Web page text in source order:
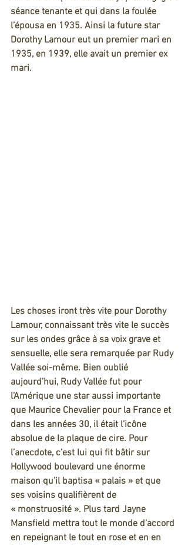
séance tenante et qui dans la foulée
l’épousa en 1935. Ainsi la future star
Dorothy Lamour eut un premier mari en
1935, en 1939, elle avait un premier ex
mari.
Les choses iront très vite pour Dorothy
Lamour, connaissant très vite le succès
sur les ondes grâce à sa voix grave et
sensuelle, elle sera remarquée par Rudy
Vallée soi-même. Bien oublié
aujourd’hui, Rudy Vallée fut pour
l’Amérique une star aussi importante
que Maurice Chevalier pour la France et
dans les années 30, il était l’icône
absolue de la plaque de cire. Pour
l’anecdote, c’est lui qui fit bâtir sur
Hollywood boulevard une énorme
maison qu’il baptisa « palais » et que
ses voisins qualifièrent de
« monstruosité ». Plus tard Jayne
Mansfield mettra tout le monde d’accord
en repeignant le tout en rose et en en